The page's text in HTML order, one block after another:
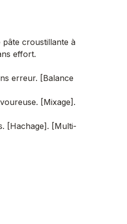
croustillante à
effort.
erreur. [Balance
[Mixage].
[Hachage]. [Multi-